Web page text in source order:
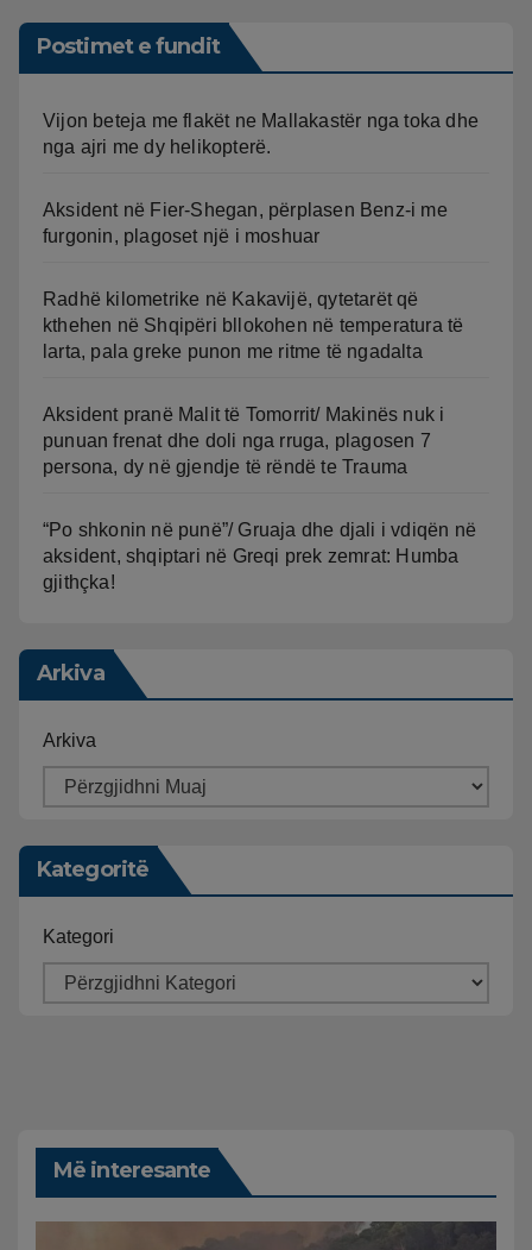
Postimet e fundit
Vijon beteja me flakët ne Mallakastër nga toka dhe
nga ajri me dy helikopterë.
Aksident në Fier-Shegan, përplasen Benz-i me
furgonin, plagoset një i moshuar
Radhë kilometrike në Kakavijë, qytetarët që
kthehen në Shqipëri bllokohen në temperatura të
larta, pala greke punon me ritme të ngadalta
Aksident pranë Malit të Tomorrit/ Makinës nuk i
punuan frenat dhe doli nga rruga, plagosen 7
persona, dy në gjendje të rëndë te Trauma
“Po shkonin në punë”/ Gruaja dhe djali i vdiqën në
aksident, shqiptari në Greqi prek zemrat: Humba
gjithçka!
Arkiva
Arkiva
Kategoritë
Kategori
Më interesante